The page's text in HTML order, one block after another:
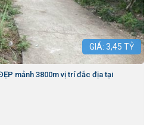
GIÁ: 3,45 TỶ
mảnh 3800m vị trí đắc địa tại